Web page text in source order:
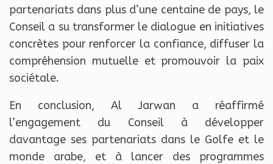
partenariats dans plus d’une centaine de pays, le
Conseil a su transformer le dialogue en initiatives
concrètes pour renforcer la confiance, diffuser la
compréhension mutuelle et promouvoir la paix
sociétale.
En conclusion, Al Jarwan a réaffirmé
l’engagement du Conseil à développer
davantage ses partenariats dans le Golfe et le
monde arabe, et à lancer des programmes